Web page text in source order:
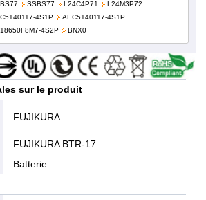
SSBS77 L24C4P71
L24M3P72
4S1P
AEC5140117-4S1P
4S2P
BNX0
sur le produit
FUJIKURA
FUJIKURA BTR-17
Batterie